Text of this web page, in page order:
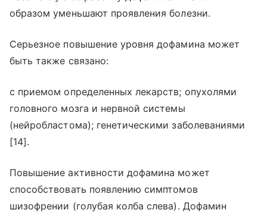
образом уменьшают проявления болезни.
Серьезное повышение уровня дофамина может
быть также связано:
с приемом определенных лекарств; опухолями
головного мозга и нервной системы
(нейробластома); генетическими заболеваниями
[14].
Повышение активности дофамина может
способствовать появлению симптомов
шизофрении (голубая колба слева). Дофамин